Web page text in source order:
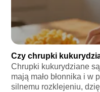
Czy chrupki
Chrupki kukurydziane
mają mało błonnika i w
silnemu rozklejeniu,